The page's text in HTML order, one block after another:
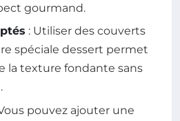
gourmand.
: Utiliser des couverts
spéciale dessert permet
la texture fondante sans
pouvez ajouter une